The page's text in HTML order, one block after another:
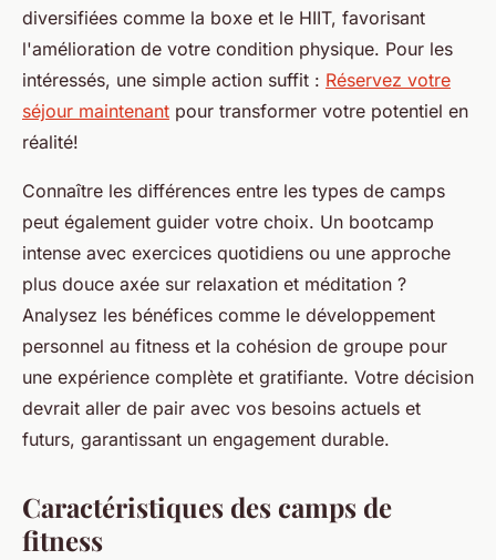
diversifiées comme la boxe et le HIIT, favorisant
l'amélioration de votre condition physique. Pour les
intéressés, une simple action suffit : Réservez votre
séjour maintenant pour transformer votre potentiel en
réalité!
Connaître les différences entre les types de camps
peut également guider votre choix. Un bootcamp
intense avec exercices quotidiens ou une approche
plus douce axée sur relaxation et méditation ?
Analysez les bénéfices comme le développement
personnel au fitness et la cohésion de groupe pour
une expérience complète et gratifiante. Votre décision
devrait aller de pair avec vos besoins actuels et
futurs, garantissant un engagement durable.
Caractéristiques des camps de
fitness